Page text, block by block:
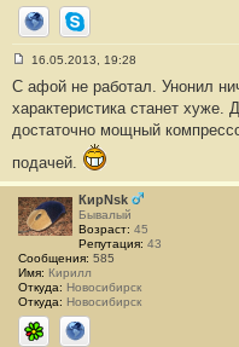
СайтSkype
о
б
щ
н
и
е
#
8
16.05.2013, 19:28
С афой не работал. Унонил
характеристика станет хуже.
достаточно мощный
подачей.
КирNsk
Бывалый
Возраст: 45
Репутация: 43
Сообщения: 585
Имя: Кирилл
Откуда: Новосибирск
Откуда: Новосибирск